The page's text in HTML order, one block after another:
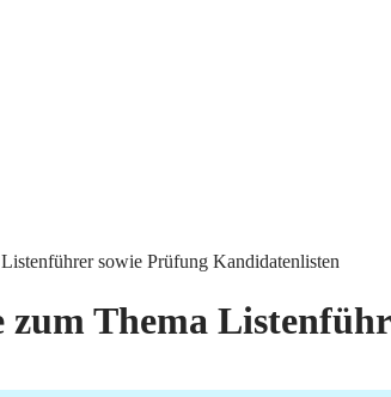
sowie Prüfung Kandidatenlisten
zum Thema